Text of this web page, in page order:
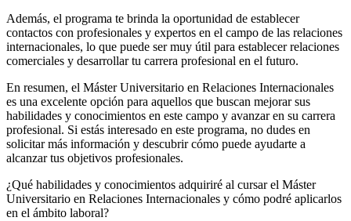
Además, el programa te brinda la oportunidad de establecer
contactos con profesionales y expertos en el campo de las relaciones
internacionales, lo que puede ser muy útil para establecer relaciones
comerciales y desarrollar tu carrera profesional en el futuro.
En resumen, el Máster Universitario en Relaciones Internacionales
es una excelente opción para aquellos que buscan mejorar sus
habilidades y conocimientos en este campo y avanzar en su carrera
profesional. Si estás interesado en este programa, no dudes en
solicitar más información y descubrir cómo puede ayudarte a
alcanzar tus objetivos profesionales.
¿Qué habilidades y conocimientos adquiriré al cursar el Máster
Universitario en Relaciones Internacionales y cómo podré aplicarlos
en el ámbito laboral?